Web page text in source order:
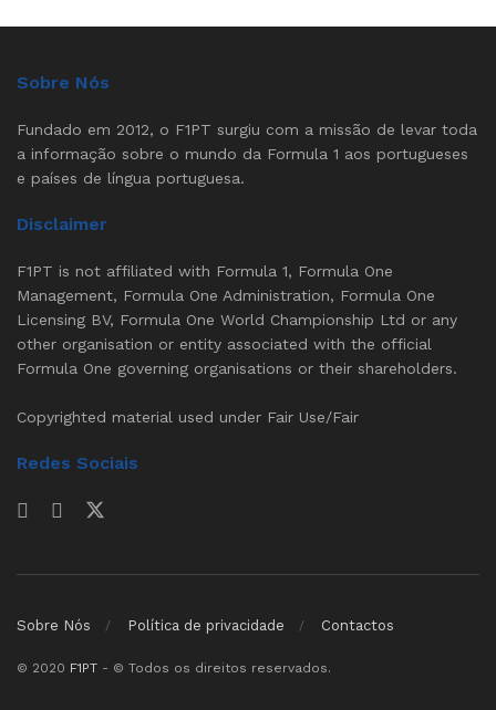
Sobre Nós
Fundado em 2012, o F1PT surgiu com a missão de levar toda
a informação sobre o mundo da Formula 1 aos portugueses
e países de língua portuguesa.
Disclaimer
F1PT is not affiliated with Formula 1, Formula One
Management, Formula One Administration, Formula One
Licensing BV, Formula One World Championship Ltd or any
other organisation or entity associated with the official
Formula One governing organisations or their shareholders.
Copyrighted material used under Fair Use/Fair
Redes Sociais
Sobre Nós Política de privacidade Contactos
© 2020 F1PT - © Todos os direitos reservados.